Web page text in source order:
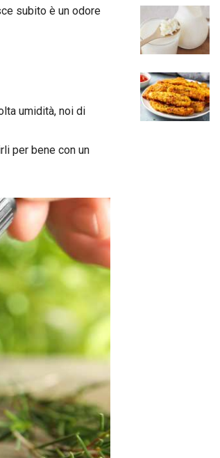
subito è un odore
umidità, noi di
per bene con un